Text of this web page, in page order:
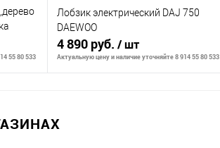
55 80 533
Лобзик электрический DAJ 750
DAEWOO
4 890 руб. / шт
Актуальную цену и наличие уточняйте 8 914 55 80 533